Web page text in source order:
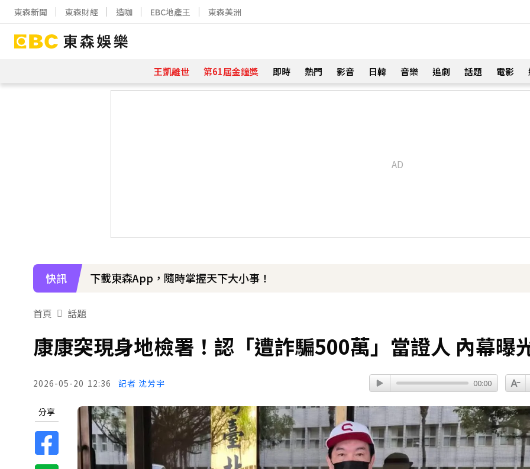
東森新聞 東森財經 造咖 EBC地產王 東森美洲
王凱離世 第61屆金鐘獎 即時 熱門 影音 日韓 音樂 追劇 話題 電影
快訊 下載東森App，隨時掌握天下大小事！
首頁 話題
康康突現身地檢署！認「遭詐騙500萬」當證人 內幕曝
2026-05-20 12:36 記者 沈芳宇 00:00
分享